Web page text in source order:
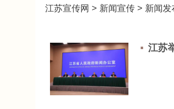
江苏宣传网 > 新闻宣传 > 新闻发
江苏